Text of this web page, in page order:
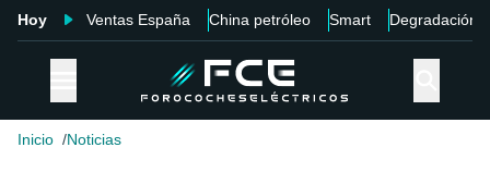
Hoy Ventas España China petróleo Smart Degradación
Inicio Noticias